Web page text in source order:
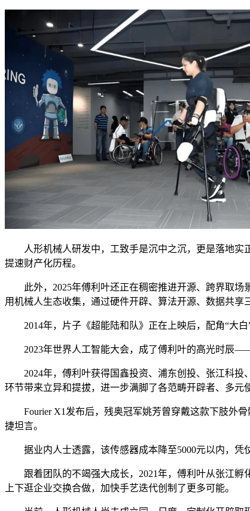
人形机械人研发中，工致手是沉中之沉，更是落地实正
提速财产化历程。
此外，2025年傅利叶还正在稠密推进开源、跨界取场
用机械人生态收集，通过硬件开辟、算法开源、数据共享
2014年，片子《超能陆和队》正在上映后，配角“大白
2023年世界人工智能大会，成了傅利叶的高光时辰——
2024年，傅利叶获得国鑫投资、浦东创投、张江科投
环节带来立异和提拔，进一步满脚了各范畴开辟者、多元
Fourier X1发布后，残奥冠军姚芳曾穿戴这款下肢外骨
捷坦言。
据业内人士透露，该传感器成本降至5000元以内，凭
跟着团队的不竭强大成长，2021年，傅利叶从张江孵
上下逛企业交换合做，加快手艺迭代创制了更多可能。